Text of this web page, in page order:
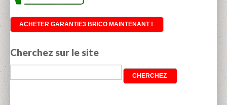
ACHETER GARANTIE3 BRICO MAINTENANT !
Cherchez sur le site